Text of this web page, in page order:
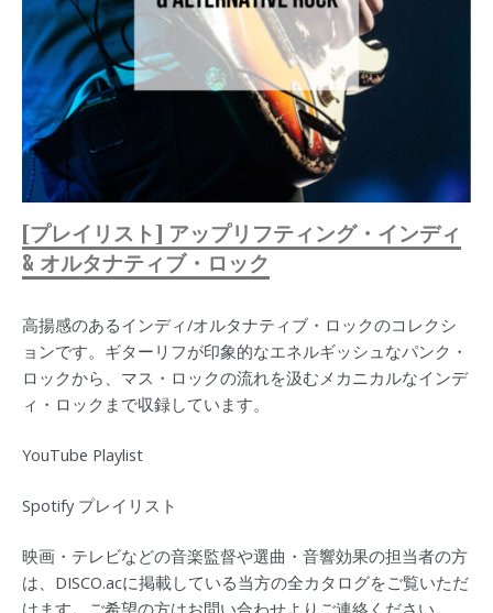
[プレイリスト] アップリフティング・インディ
& オルタナティブ・ロック
高揚感のあるインディ/オルタナティブ・ロックのコレクシ
ョンです。ギターリフが印象的なエネルギッシュなパンク・
ロックから、マス・ロックの流れを汲むメカニカルなインデ
ィ・ロックまで収録しています。
YouTube Playlist
Spotify プレイリスト
映画・テレビなどの音楽監督や選曲・音響効果の担当者の方
は、DISCO.acに掲載している当方の全カタログをご覧いただ
けます。ご希望の方はお問い合わせよりご連絡ください。